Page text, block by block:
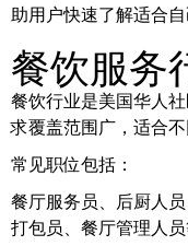
助用户快速了解适合自
餐饮服务
餐饮行业是美国华人
求覆盖范围广，适合不
常见职位包括：
餐厅服务员、后厨人
打包员、餐厅管理人员